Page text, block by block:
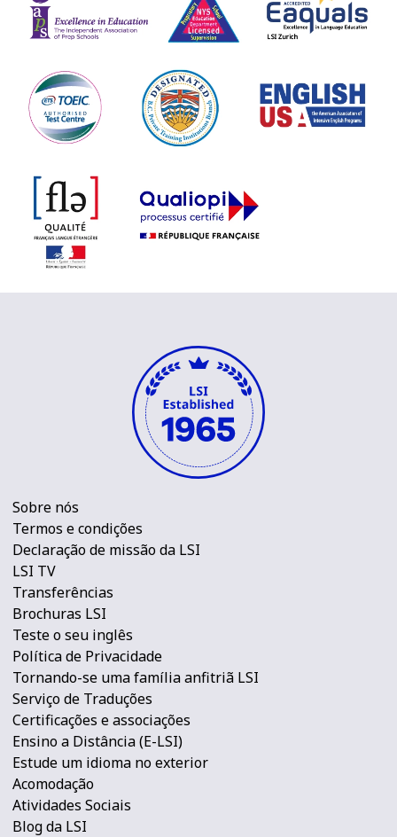
Sobre nós
Termos e condições
Declaração de missão da LSI
LSI TV
Transferências
Brochuras LSI
Teste o seu inglês
Política de Privacidade
Tornando-se uma família anfitriã LSI
Serviço de Traduções
Certificações e associações
Ensino a Distância (E-LSI)
Estude um idioma no exterior
Acomodação
Atividades Sociais
Blog da LSI